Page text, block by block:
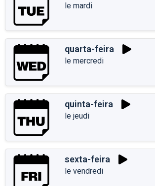
le mardi
quarta-feira
le mercredi
quinta-feira
le jeudi
sexta-feira
le vendredi